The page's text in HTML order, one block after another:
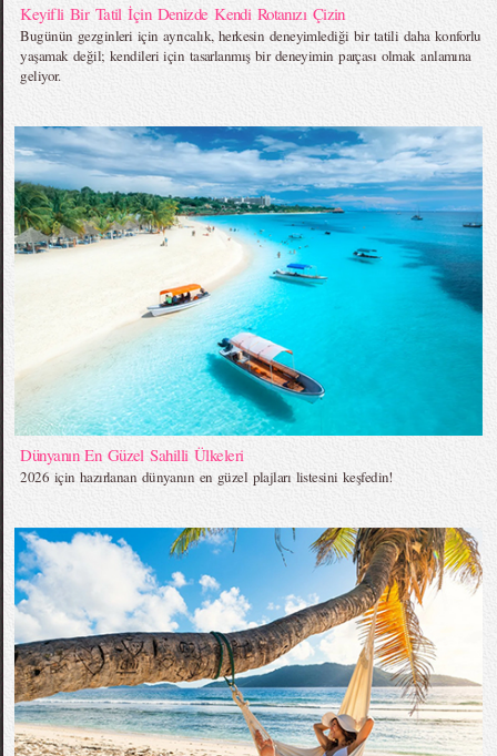
Keyifli Bir Tatil İçin Denizde Kendi Rotanızı Çizin
Bugünün gezginleri için ayrıcalık, herkesin deneyimlediği bir tatili daha konforlu
yaşamak değil; kendileri için tasarlanmış bir deneyimin parçası olmak anlamına
geliyor.
Dünyanın En Güzel Sahilli Ülkeleri
2026 için hazırlanan dünyanın en güzel plajları listesini keşfedin!